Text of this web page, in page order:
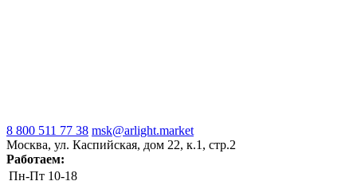
8 800 511 77 38 msk@arlight.market
Москва, ул. Каспийская, дом 22, к.1, стр.2
Работаем:
Пн-Пт 10-18